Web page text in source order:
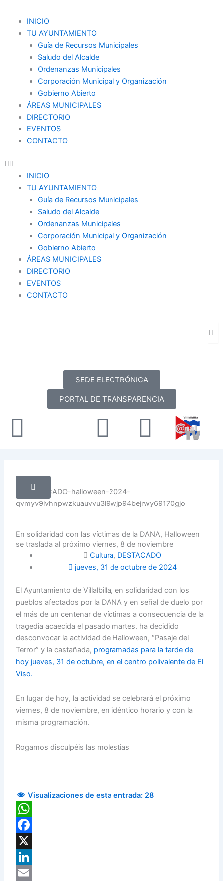
contenido
INICIO
TU AYUNTAMIENTO
Guía de Recursos Municipales
Saludo del Alcalde
Ordenanzas Municipales
Corporación Municipal y Organización
Gobierno Abierto
ÁREAS MUNICIPALES
DIRECTORIO
EVENTOS
CONTACTO
Menu
INICIO
TU AYUNTAMIENTO
Guía de Recursos Municipales
Saludo del Alcalde
Ordenanzas Municipales
Corporación Municipal y Organización
Gobierno Abierto
ÁREAS MUNICIPALES
DIRECTORIO
EVENTOS
CONTACTO
SEDE ELECTRÓNICA
PORTAL DE TRANSPARENCIA
FacebookYoutube
En solidaridad con las víctimas de la DANA, Halloween
se traslada al próximo viernes, 8 de noviembre
Cultura, DESTACADO
jueves, 31 de octubre de 2024
El Ayuntamiento de Villalbilla, en solidaridad con los
pueblos afectados por la DANA y en señal de duelo por
el más de un centenar de víctimas a consecuencia de la
tragedia acaecida el pasado martes, ha decidido
desconvocar la actividad de Halloween, “Pasaje del
Terror” y la castañada, programadas para la tarde de
hoy jueves, 31 de octubre, en el centro polivalente de El
Viso.
En lugar de hoy, la actividad se celebrará el próximo
viernes, 8 de noviembre, en idéntico horario y con la
misma programación.
Rogamos disculpéis las molestias
Visualizaciones de esta entrada: 28
WhatsApp
Facebook
X
LinkedIn